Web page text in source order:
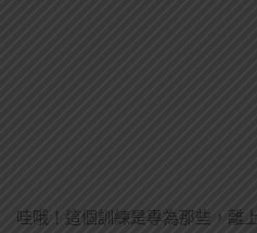
哇哦！這個訓練是專為那些，離